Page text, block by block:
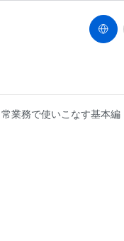
業務で使いこなす基本